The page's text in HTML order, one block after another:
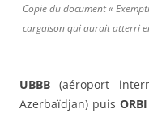
Copie du document «
cargaison qui aurait atterri
UBBB (aéroport
Azerbaïdjan) puisORBI